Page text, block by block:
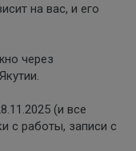
на вас, и его
через
(и все
с работы, записи с